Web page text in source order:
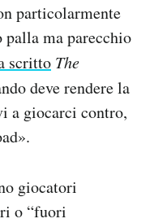
particolarmente
palla ma parecchio
scritto The
deve rendere la
a giocarci contro,
giocatori
o “fuori